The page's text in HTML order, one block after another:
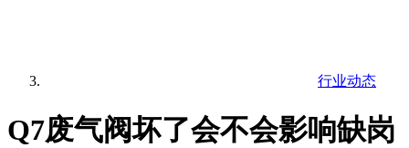
行业动态
Q7废气阀坏了会不会影响缺岗